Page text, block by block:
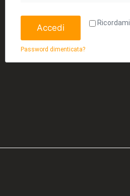
Ricordami
Accedi
Password dimenticata?